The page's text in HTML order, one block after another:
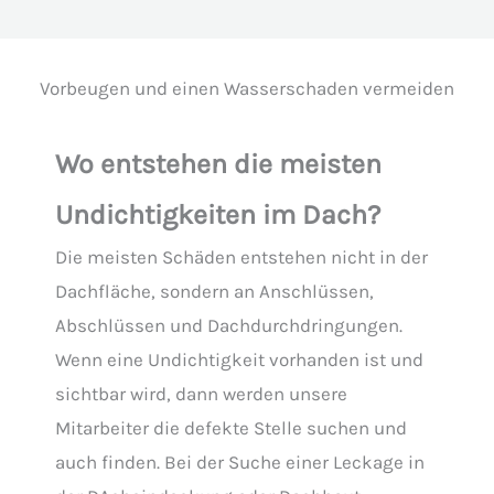
Vorbeugen und einen Wasserschaden vermeiden
Wo entstehen die meisten
Undichtigkeiten im Dach?
Die meisten Schäden entstehen nicht in der
Dachfläche, sondern an Anschlüssen,
Abschlüssen und Dachdurchdringungen.
Wenn eine Undichtigkeit vorhanden ist und
sichtbar wird, dann werden unsere
Mitarbeiter die defekte Stelle suchen und
auch finden. Bei der Suche einer Leckage in